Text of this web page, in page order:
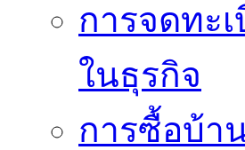
การจดทะ
ในธุรกิจ
การซื้อบ้า